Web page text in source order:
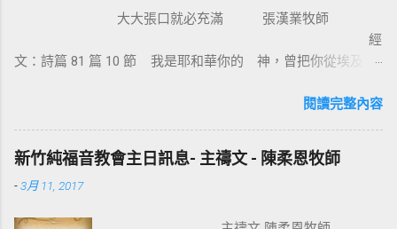
穌基督並祂釘十字架，我不傳別的。今天我們
所需要的，就是耶穌基督並祂釘十字架。保羅
說耶穌基督就是神的智慧、神的能力，我們是
基督裡，他就是新造的人，舊事已過，都變成
新的了。 在基督裡成為新造的人有兩個意義：
一是修理舊的，使它能像新的一樣；二是把舊
的全部拆毀，再重新建立，根本上就完全改
大大張口就必充滿 張漢業牧師
經
文：詩篇 81 篇 10 節 我是耶和華你的 神，曾把你從埃及地
張口？因為我們要得著救恩、恩典、醫治和救贖。耶穌把撒瑪
知我素來所行的一切。她就到城裏跟眾人作見證：「這位耶
穌，祂把我素來所行的，都說出來了」。彼得和約翰到美門
口，看見一位生來瘸腿的，彼得說：【 金和銀我都没有，只把
閱讀完整內容
新竹純福音教會主日訊息- 主禱文 - 陳柔恩牧師
-3月 11, 2017